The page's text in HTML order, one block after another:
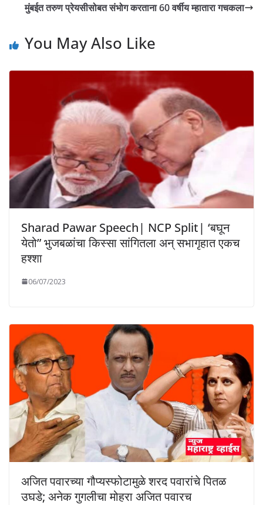
मुंबईत तरुण प्रेयसीसोबत संभोग करताना 60 वर्षीय म्हातारा गचकला
You May Also Like
Sharad Pawar Speech| NCP Split| ‘बघून
येतो” भुजबळांचा किस्सा सांगितला अन् सभागृहात एकच
हश्शा
06/07/2023
अजित पवारच्या गौप्यस्फोटामुळे शरद पवारांचे पितळ
उघडे; अनेक गुगलीचा मोहरा अजित पवारच